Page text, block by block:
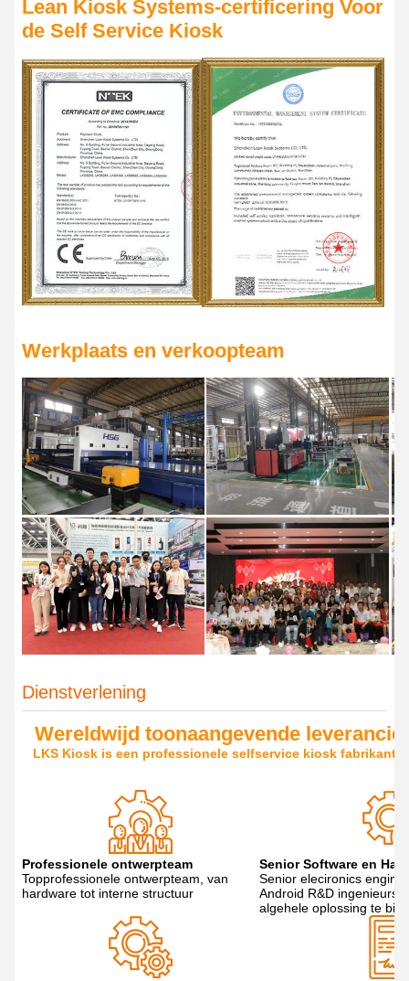
Lean Kiosk Systems-certificering Voor
de Self Service Kiosk
Werkplaats en verkoopteam
Dienstverlening
Wereldwijd toonaangevende
LKS Kiosk is een professionele selfservice kiosk
Professionele ontwerpteam
Topprofessionele ontwerpteam, van
hardware tot interne structuur
Senior Software en
Senior elecironics
Android R&D ingenieurs,
algehele oplossing te